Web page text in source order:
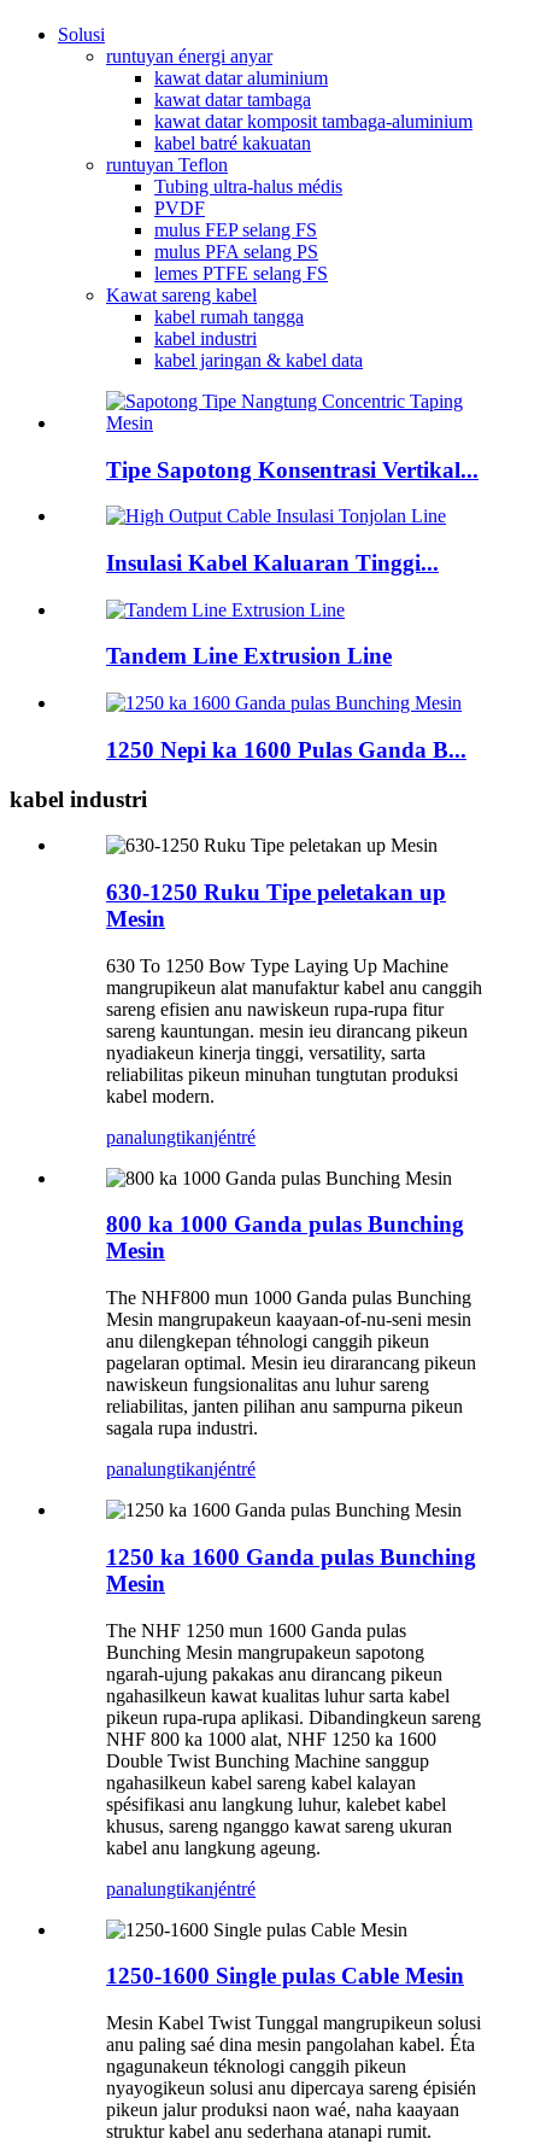
Solusi
runtuyan énergi anyar
kawat datar aluminium
kawat datar tambaga
kawat datar komposit tambaga-aluminium
kabel batré kakuatan
runtuyan Teflon
Tubing ultra-halus médis
PVDF
mulus FEP selang FS
mulus PFA selang PS
lemes PTFE selang FS
Kawat sareng kabel
kabel rumah tangga
kabel industri
kabel jaringan & kabel data
Tipe Sapotong Konsentrasi Vertikal...
Insulasi Kabel Kaluaran Tinggi...
Tandem Line Extrusion Line
1250 Nepi ka 1600 Pulas Ganda B...
kabel industri
630-1250 Ruku Tipe peletakan up
Mesin
630 To 1250 Bow Type Laying Up Machine
mangrupikeun alat manufaktur kabel anu canggih
sareng efisien anu nawiskeun rupa-rupa fitur
sareng kauntungan. mesin ieu dirancang pikeun
nyadiakeun kinerja tinggi, versatility, sarta
reliabilitas pikeun minuhan tungtutan produksi
kabel modern.
panalungtikanjéntré
800 ka 1000 Ganda pulas Bunching
Mesin
The NHF800 mun 1000 Ganda pulas Bunching
Mesin mangrupakeun kaayaan-of-nu-seni mesin
anu dilengkepan téhnologi canggih pikeun
pagelaran optimal. Mesin ieu dirarancang pikeun
nawiskeun fungsionalitas anu luhur sareng
reliabilitas, janten pilihan anu sampurna pikeun
sagala rupa industri.
panalungtikanjéntré
1250 ka 1600 Ganda pulas Bunching
Mesin
The NHF 1250 mun 1600 Ganda pulas
Bunching Mesin mangrupakeun sapotong
ngarah-ujung pakakas anu dirancang pikeun
ngahasilkeun kawat kualitas luhur sarta kabel
pikeun rupa-rupa aplikasi. Dibandingkeun sareng
NHF 800 ka 1000 alat, NHF 1250 ka 1600
Double Twist Bunching Machine sanggup
ngahasilkeun kabel sareng kabel kalayan
spésifikasi anu langkung luhur, kalebet kabel
khusus, sareng nganggo kawat sareng ukuran
kabel anu langkung ageung.
panalungtikanjéntré
1250-1600 Single pulas Cable Mesin
Mesin Kabel Twist Tunggal mangrupikeun solusi
anu paling saé dina mesin pangolahan kabel. Éta
ngagunakeun téknologi canggih pikeun
nyayogikeun solusi anu dipercaya sareng épisién
pikeun jalur produksi naon waé, naha kaayaan
struktur kabel anu sederhana atanapi rumit.